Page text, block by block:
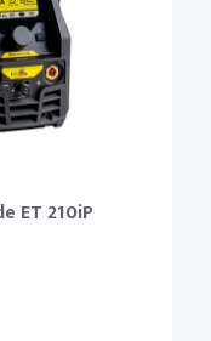
ET 210iP